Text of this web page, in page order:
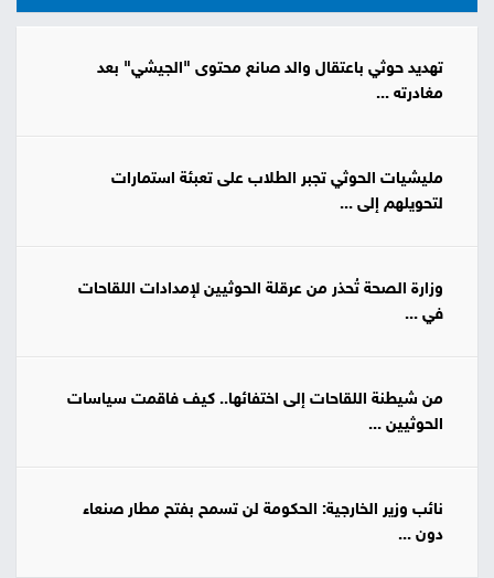
تهديد حوثي باعتقال والد صانع محتوى "الجيشي" بعد
مغادرته ...
مليشيات الحوثي تجبر الطلاب على تعبئة استمارات
لتحويلهم إلى ...
وزارة الصحة تُحذر من عرقلة الحوثيين لإمدادات اللقاحات
في ...
من شيطنة اللقاحات إلى اختفائها.. كيف فاقمت سياسات
الحوثيين ...
نائب وزير الخارجية: الحكومة لن تسمح بفتح مطار صنعاء
دون ...